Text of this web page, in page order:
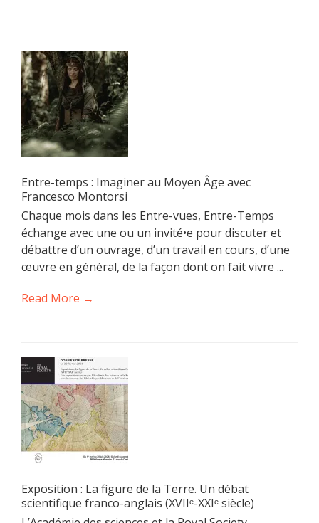
Entre-temps : Imaginer au Moyen Âge avec
Francesco Montorsi
Chaque mois dans les Entre-vues, Entre-Temps
échange avec une ou un invité•e pour discuter et
débattre d’un ouvrage, d’un travail en cours, d’une
œuvre en général, de la façon dont on fait vivre ...
Read More →
Exposition : La figure de la Terre. Un débat
scientifique franco-anglais (XVIIᵉ-XXIᵉ siècle)